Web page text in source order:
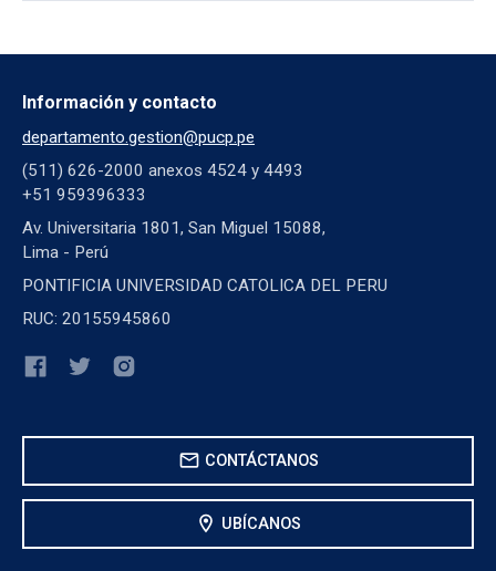
Información y contacto
departamento.gestion@pucp.pe
(511) 626-2000 anexos 4524 y 4493
+51 959396333
Av. Universitaria 1801, San Miguel 15088,
Lima - Perú
PONTIFICIA UNIVERSIDAD CATOLICA DEL PERU
RUC: 20155945860
mail CONTÁCTANOS
location_on UBÍCANOS